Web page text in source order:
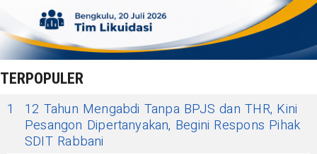
TERPOPULER
1
12 Tahun Mengabdi Tanpa BPJS dan THR, Kini
Pesangon Dipertanyakan, Begini Respons Pihak
SDIT Rabbani